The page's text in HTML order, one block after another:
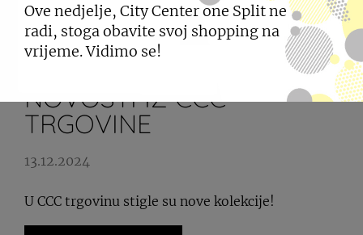
NOVOSTI IZ CCC
TRGOVINE
13.12.2024
U CCC trgovinu stigle su nove kolekcije!
Ove nedjelje, City Center one Split ne
radi, stoga obavite svoj shopping na
vrijeme. Vidimo se!